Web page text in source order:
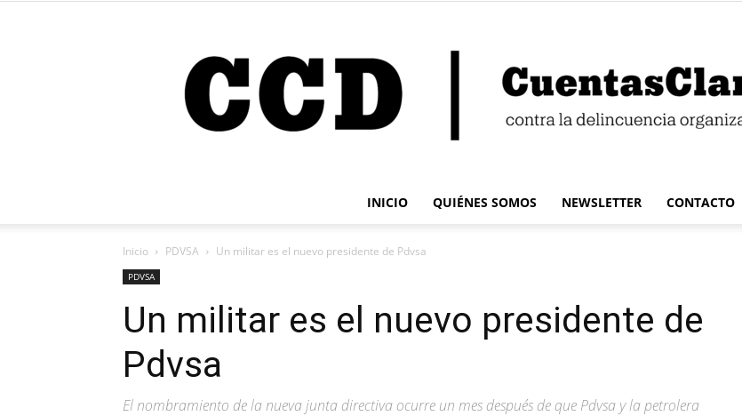
INICIO QUIÉNES SOMOS NEWSLETTER CONTACTO
Inicio PDVSA Un militar es el nuevo presidente de Pdvsa
PDVSA
Un militar es el nuevo presidente de
Pdvsa
El nombramiento de la nueva junta directiva ocurre un mes después de que Pdvsa y la petrolera